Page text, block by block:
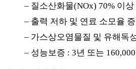
– 질소산화물(NOx) 70% 이상
– 출력 저하 및 연료 소모율
– 가스상오염물질 및 유해독
– 성능보증 : 3년 또는